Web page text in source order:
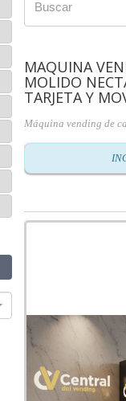
MAQUINA
MOLIDO
TARJETA Y
Máquina vending de